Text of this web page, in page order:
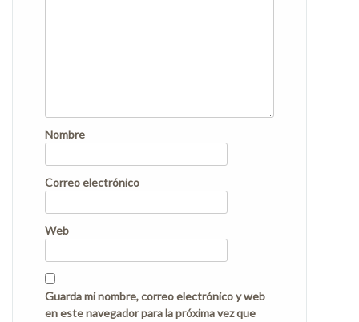
Nombre
Correo electrónico
Web
Guarda mi nombre, correo electrónico y web
en este navegador para la próxima vez que